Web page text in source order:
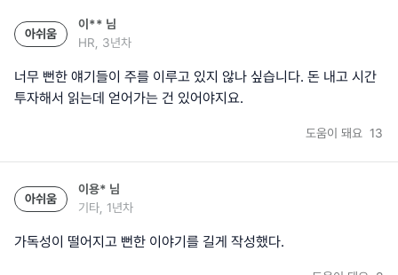
아쉬움
이** 님
HR, 3년차
너무 뻔한 얘기들이 주를 이루고 있지 않나 싶습니다. 돈 내고 시간
투자해서 읽는데 얻어가는 건 있어야지요.
도움이 돼요 13
아쉬움
이용* 님
기타, 1년차
가독성이 떨어지고 뻔한 이야기를 길게 작성했다.